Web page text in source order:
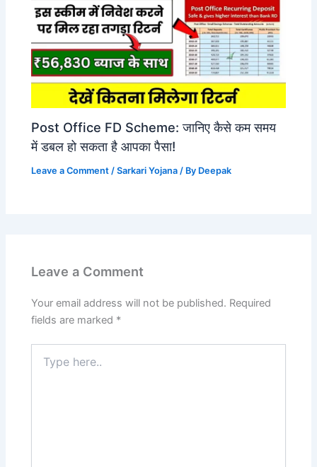
Post Office FD Scheme: जानिए कैसे कम समय
में डबल हो सकता है आपका पैसा!
Leave a Comment /Sarkari Yojana / By Deepak
Leave a Comment
Your email address will not be published. Required
fields are marked *
here..